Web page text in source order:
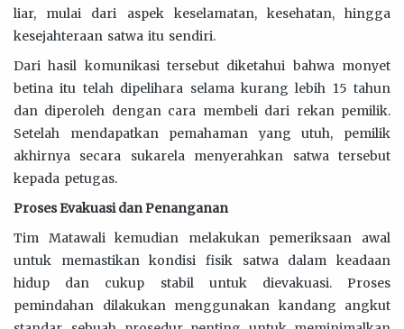
liar, mulai dari aspek keselamatan, kesehatan, hingga
kesejahteraan satwa itu sendiri.
Dari hasil komunikasi tersebut diketahui bahwa monyet
betina itu telah dipelihara selama kurang lebih 15 tahun
dan diperoleh dengan cara membeli dari rekan pemilik.
Setelah mendapatkan pemahaman yang utuh, pemilik
akhirnya secara sukarela menyerahkan satwa tersebut
kepada petugas.
Proses Evakuasi dan Penanganan
Tim Matawali kemudian melakukan pemeriksaan awal
untuk memastikan kondisi fisik satwa dalam keadaan
hidup dan cukup stabil untuk dievakuasi. Proses
pemindahan dilakukan menggunakan kandang angkut